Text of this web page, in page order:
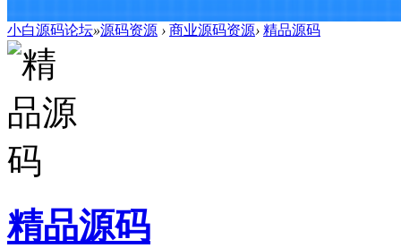
小白源码论坛»源码资源 › 商业源码资源› 精品源码
精品源码